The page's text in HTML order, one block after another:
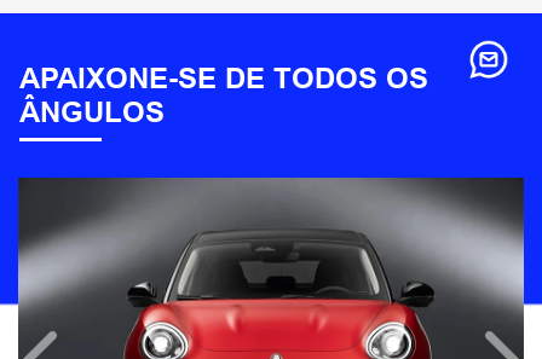
APAIXONE-SE DE TODOS OS
ÂNGULOS